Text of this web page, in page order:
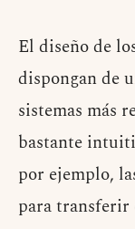
El diseño de
dispongan de
sistemas más
bastante
por ejemplo,
para transferir